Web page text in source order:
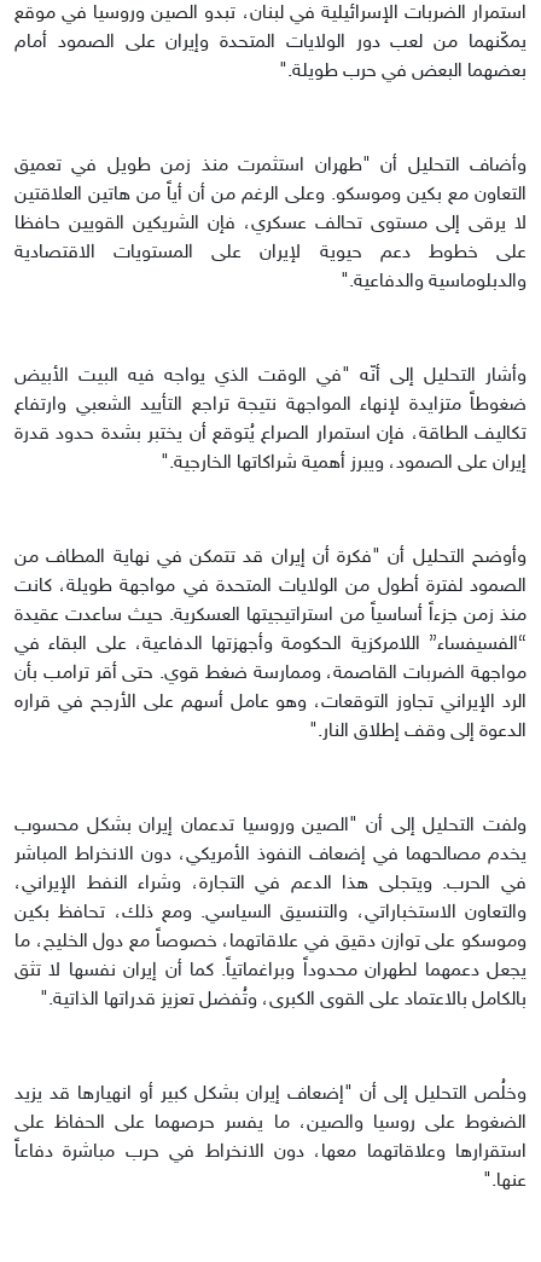
استمرار الضربات الإسرائيلية في لبنان، تبدو الصين وروسيا في موقع
يمكّنهما من لعب دور الولايات المتحدة وإيران على الصمود أمام
بعضهما البعض في حرب طويلة."
وأضاف التحليل أن "طهران استثمرت منذ زمن طويل في تعميق
التعاون مع بكين وموسكو. وعلى الرغم من أن أياً من هاتين العلاقتين
لا يرقى إلى مستوى تحالف عسكري، فإن الشريكين القويين حافظا
على خطوط دعم حيوية لإيران على المستويات الاقتصادية
والدبلوماسية والدفاعية."
وأشار التحليل إلى أنّه "في الوقت الذي يواجه فيه البيت الأبيض
ضغوطاً متزايدة لإنهاء المواجهة نتيجة تراجع التأييد الشعبي وارتفاع
تكاليف الطاقة، فإن استمرار الصراع يُتوقع أن يختبر بشدة حدود قدرة
إيران على الصمود، ويبرز أهمية شراكاتها الخارجية."
وأوضح التحليل أن "فكرة أن إيران قد تتمكن في نهاية المطاف من
الصمود لفترة أطول من الولايات المتحدة في مواجهة طويلة، كانت
منذ زمن جزءاً أساسياً من استراتيجيتها العسكرية. حيث ساعدت عقيدة
“الفسيفساء” اللامركزية الحكومة وأجهزتها الدفاعية، على البقاء في
مواجهة الضربات القاصمة، وممارسة ضغط قوي. حتى أقر ترامب بأن
الرد الإيراني تجاوز التوقعات، وهو عامل أسهم على الأرجح في قراره
الدعوة إلى وقف إطلاق النار."
ولفت التحليل إلى أن "الصين وروسيا تدعمان إيران بشكل محسوب
يخدم مصالحهما في إضعاف النفوذ الأمريكي، دون الانخراط المباشر
في الحرب. ويتجلى هذا الدعم في التجارة، وشراء النفط الإيراني،
والتعاون الاستخباراتي، والتنسيق السياسي. ومع ذلك، تحافظ بكين
وموسكو على توازن دقيق في علاقاتهما، خصوصاً مع دول الخليج، ما
يجعل دعمهما لطهران محدوداً وبراغماتياً. كما أن إيران نفسها لا تثق
بالكامل بالاعتماد على القوى الكبرى، وتُفضل تعزيز قدراتها الذاتية."
وخلُص التحليل إلى أن "إضعاف إيران بشكل كبير أو انهيارها قد يزيد
الضغوط على روسيا والصين، ما يفسر حرصهما على الحفاظ على
استقرارها وعلاقاتهما معها، دون الانخراط في حرب مباشرة دفاعاً
عنها."